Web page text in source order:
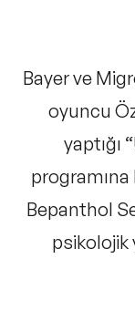
🔥 Global
🔥 Liderlik
🔥 Yapay
Bayer ve
oyuncu
yaptığı
Bepanthol
psikolojik